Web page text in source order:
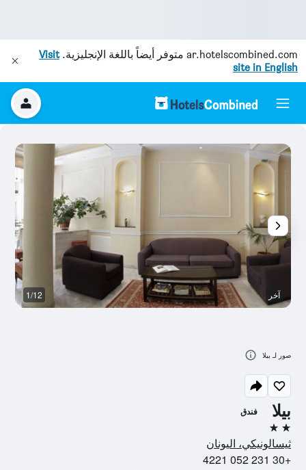
ar.hotelscombined.com متوفر أيضاً باللغة الإنجليزية.Visit
site in English
بيلا فندق
2 نجمتين
ثيسالونيكي، اليونان
+30 231 052 4221
آخر 1/12
صور لـ بيلا